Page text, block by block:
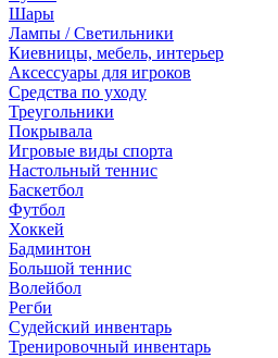
Шары
Лампы / Светильники
Киевницы, мебель, интерьер
Аксессуары для игроков
Средства по уходу
Треугольники
Покрывала
Игровые виды спорта
Настольный теннис
Баскетбол
Футбол
Хоккей
Бадминтон
Большой теннис
Волейбол
Регби
Судейский инвентарь
Тренировочный инвентарь